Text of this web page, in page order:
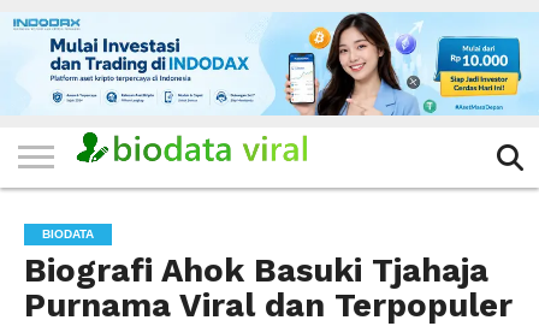
HOME
FILTER
KATEGORI
IKLAN
TERVIRAL
TRADING
KOMUNITAS
BERITA
BISNIS
LAINNYA
BIODATA
Biografi Ahok Basuki Tjahaja
Purnama Viral dan Terpopuler